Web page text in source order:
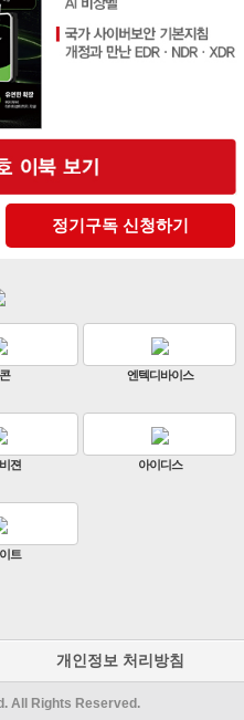
정기구독 신청하기
코리아 하이크비전
비엔에스테크
이엔지
개인정보 처리방침
All Rights Reserved.